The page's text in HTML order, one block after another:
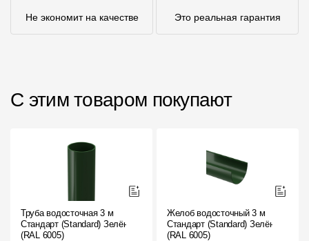
Не экономит на качестве Это реальная гарантия
С этим товаром покупают
Труба водосточная 3 м
Стандарт (Standard) Зелёный,
(RAL 6005)
Желоб водосточный 3 м
Стандарт (Standard) Зелёный,
(RAL 6005)